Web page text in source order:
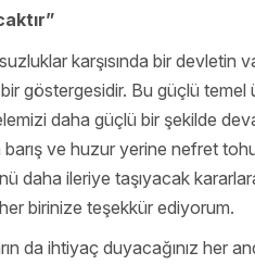
karşısında bir
bir göstergesidir. Bu güçlü
daha güçlü bir şekilde
ve huzur yerine nefret
daha ileriye taşıyacak
birinize teşekkür ediyorum.
da ihtiyaç duyacağınız her